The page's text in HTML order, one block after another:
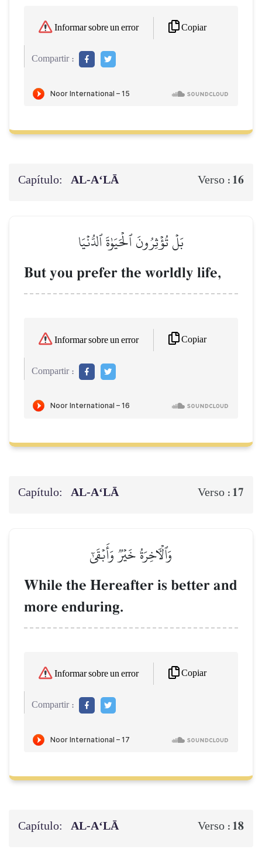
Informar sobre un error Copiar
Compartir :
Capítulo: AL‑A‘LĀ Verso : 16
بَلۡ تُؤۡثِرُونَ ٱلۡحَيَوٰةَ ٱلدُّنۡيَا
But you prefer the worldly life,
Informar sobre un error Copiar
Compartir :
Capítulo: AL‑A‘LĀ Verso : 17
وَٱلۡأٓخِرَةُ خَيۡرٞ وَأَبۡقَىٰٓ
While the Hereafter is better and
more enduring.
Informar sobre un error Copiar
Compartir :
Capítulo: AL‑A‘LĀ Verso : 18